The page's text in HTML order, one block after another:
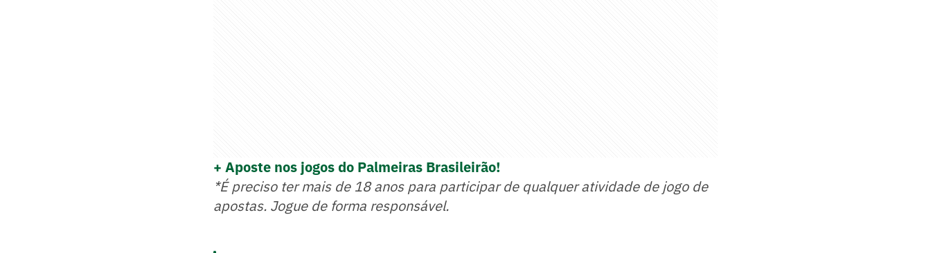
+ Aposte nos jogos do Palmeiras Brasileirão!
*É preciso ter mais de 18 anos para participar de qualquer atividade de jogo de
apostas. Jogue de forma responsável.